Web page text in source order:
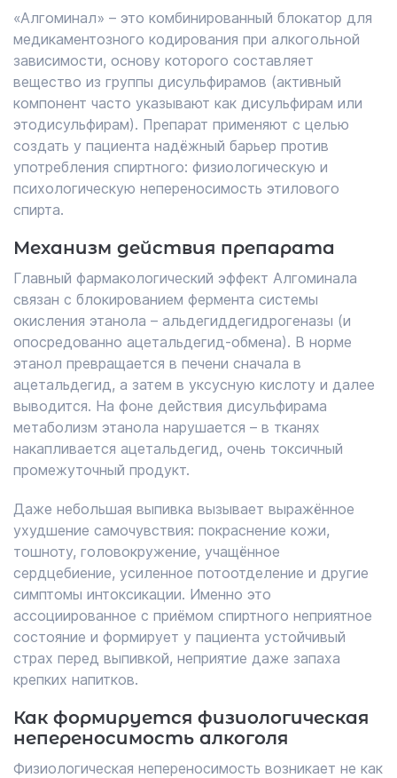
«Алгоминал» – это комбинированный блокатор для
медикаментозного кодирования при алкогольной
зависимости, основу которого составляет
вещество из группы дисульфирамов (активный
компонент часто указывают как дисульфирам или
этодисульфирам). Препарат применяют с целью
создать у пациента надёжный барьер против
употребления спиртного: физиологическую и
психологическую непереносимость этилового
спирта.
Механизм действия препарата
Главный фармакологический эффект Алгоминала
связан с блокированием фермента системы
окисления этанола – альдегиддегидрогеназы (и
опосредованно ацетальдегид-обмена). В норме
этанол превращается в печени сначала в
ацетальдегид, а затем в уксусную кислоту и далее
выводится. На фоне действия дисульфирама
метаболизм этанола нарушается – в тканях
накапливается ацетальдегид, очень токсичный
промежуточный продукт.
Даже небольшая выпивка вызывает выражённое
ухудшение самочувствия: покраснение кожи,
тошноту, головокружение, учащённое
сердцебиение, усиленное потоотделение и другие
симптомы интоксикации. Именно это
ассоциированное с приёмом спиртного неприятное
состояние и формирует у пациента устойчивый
страх перед выпивкой, неприятие даже запаха
крепких напитков.
Как формируется физиологическая
непереносимость алкоголя
Физиологическая непереносимость возникает не как